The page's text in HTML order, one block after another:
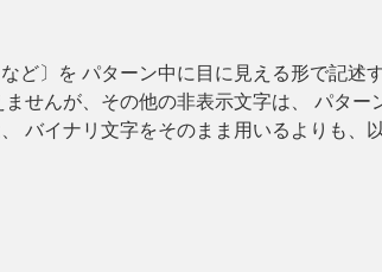
ど〕を パターン中に目に見える形で記述
せんが、その他の非表示文字は、 パター
バイナリ文字をそのまま用いるよりも、